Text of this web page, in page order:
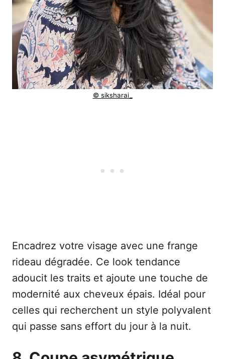
© siksharai_
Encadrez votre visage avec une frange
rideau dégradée. Ce look tendance
adoucit les traits et ajoute une touche de
modernité aux cheveux épais. Idéal pour
celles qui recherchent un style polyvalent
qui passe sans effort du jour à la nuit.